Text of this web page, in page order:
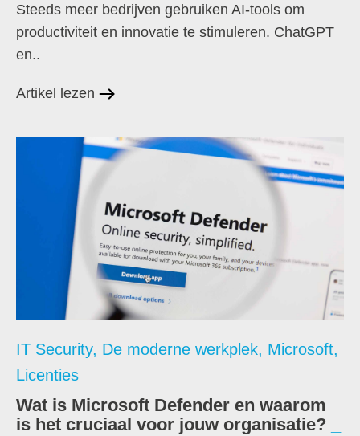
Steeds meer bedrijven gebruiken AI-tools om
productiviteit en innovatie te stimuleren. ChatGPT
en..
Artikel lezen
IT Security, De moderne werkplek, Microsoft,
Licenties
Wat is Microsoft Defender en waarom
is het cruciaal voor jouw organisatie?